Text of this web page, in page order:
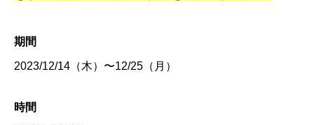
期間
2023/12/14（木）〜12/25（月）
時間